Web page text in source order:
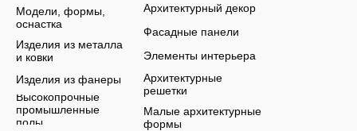
Малые архитектурные
формы
Архитектурные
решетки
Элементы интерьера
Фасадные панели
Архитектурный декор
Высокопрочные
промышленные
полы
Изделия из фанеры
Изделия из металла
и ковки
Модели, формы,
оснастка